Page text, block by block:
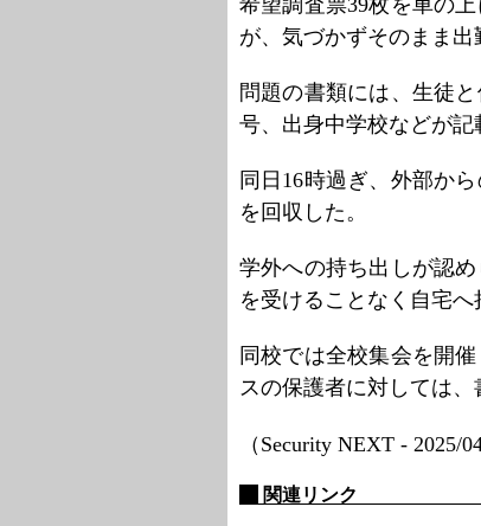
希望調査票39枚を車の
が、気づかずそのまま出
問題の書類には、生徒
号、出身中学校などが記
同日16時過ぎ、外部か
を回収した。
学外への持ち出しが認
を受けることなく自宅へ
同校では全校集会を開
スの保護者に対しては、
（Security NEXT - 2025/
関連リンク